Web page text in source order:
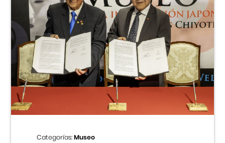
Categorías:Museo